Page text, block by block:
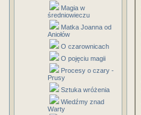
Magia w
średniowieczu
Matka Joanna od
Aniołów
O czarownicach
O pojęciu magii
Procesy o czary -
Prusy
Sztuka wróżenia
Wiedźmy znad
Warty